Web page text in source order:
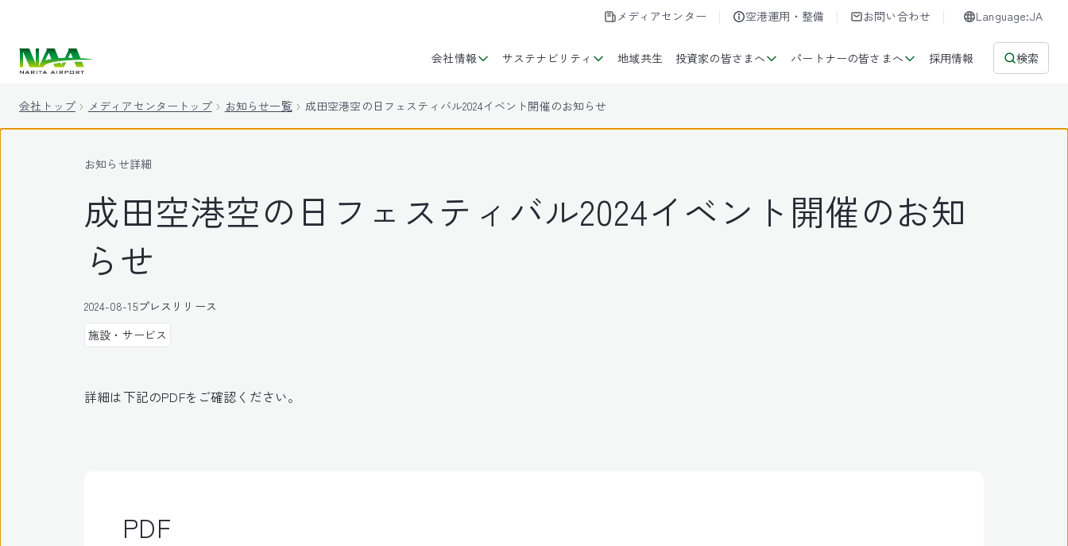
メディアセンター 空港運用・整備 お問い合わせ Language:JA
会社情報 サステナビリティ 地域共生 投資家の皆さまへ パートナーの皆さまへ 採用情報 検索
会社トップ メディアセンタートップ お知らせ一覧 成田空港空の日フェスティバル2024イベント開催のお知らせ
お知らせ詳細
成田空港空の日フェスティバル2024イベント開催のお知
らせ
2024-08-15プレスリリース
施設・サービス
詳細は下記のPDFをご確認ください。
PDF